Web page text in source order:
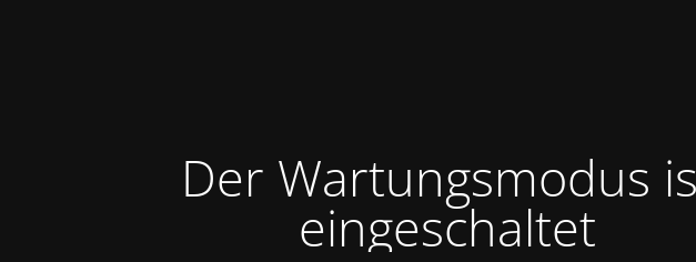
Der Wartungsmodus
eingeschaltet